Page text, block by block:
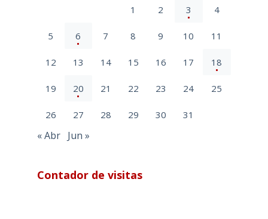
1 2 3 4
5 6 7 8 9 10 11
12 13 14 15 16 17 18
19 20 21 22 23 24 25
26 27 28 29 30 31
« Abr Jun »
Contador de visitas